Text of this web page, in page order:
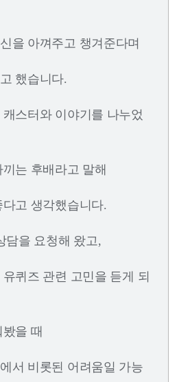
을 아껴주고 챙겨준다며
했습니다.
스터와 이야기를 나누었
는 후배라고 말해
고 생각했습니다.
담을 요청해 왔고,
퀴즈 관련 고민을 듣게 되
을 때
서 비롯된 어려움일 가능